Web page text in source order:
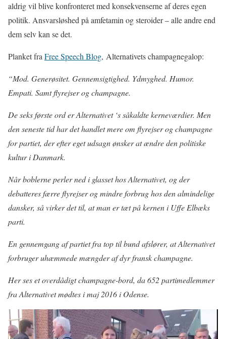
aldrig vil blive konfronteret med konsekvenserne af deres egen
politik. Ansvarsløshed på amfetamin og steroider – alle andre end
dem selv kan se det.
Planket fra Free Speech Blog, Alternativets champagnegalop:
“Mod. Generøsitet. Gennemsigtighed. Ydmyghed. Humor.
Empati. Samt flyrejser og champagne.
De seks første ord er Alternativet ‘s såkaldte kerneværdier. Men
den seneste tid har det handlet mere om flyrejser og champagne
for partiet, der efter eget udsagn ønsker at ændre den politiske
kultur i Danmark.
Når boblerne perler ned i glasset hos Alternativet, og der
debatteres færre flyrejser og mindre forbrug hos den almindelige
dansker, så virker det til, at man er tæt på kernen i Uffe Elbæks
parti.
En gennemgang af partiet fra top til bund afslører, at Alternativet
forbruger uhæmmede mængder af dyr fransk champagne.
Her ses et overdådigt champagne-bord, da 652 partimedlemmer
fra Alternativet mødtes i maj 2016 i Odense.